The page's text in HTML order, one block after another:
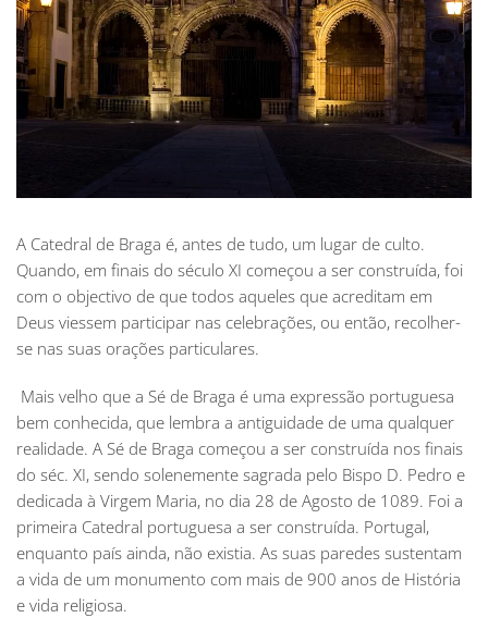
A Catedral de Braga é, antes de tudo, um lugar de culto.
Quando, em finais do século XI começou a ser construída, foi
com o objectivo de que todos aqueles que acreditam em
Deus viessem participar nas celebrações, ou então, recolher-
se nas suas orações particulares.
Mais velho que a Sé de Braga é uma expressão portuguesa
bem conhecida, que lembra a antiguidade de uma qualquer
realidade. A Sé de Braga começou a ser construída nos finais
do séc. XI, sendo solenemente sagrada pelo Bispo D. Pedro e
dedicada à Virgem Maria, no dia 28 de Agosto de 1089. Foi a
primeira Catedral portuguesa a ser construída. Portugal,
enquanto país ainda, não existia. As suas paredes sustentam
a vida de um monumento com mais de 900 anos de História
e vida religiosa.